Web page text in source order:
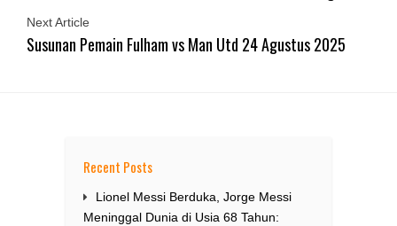
Next Article
Susunan Pemain Fulham vs Man Utd 24 Agustus 2025
Recent Posts
Lionel Messi Berduka, Jorge Messi
Meninggal Dunia di Usia 68 Tahun: